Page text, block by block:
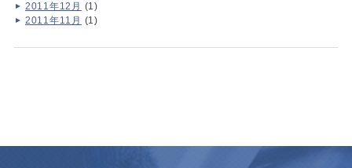
2011年12月 (1)
2011年11月 (1)